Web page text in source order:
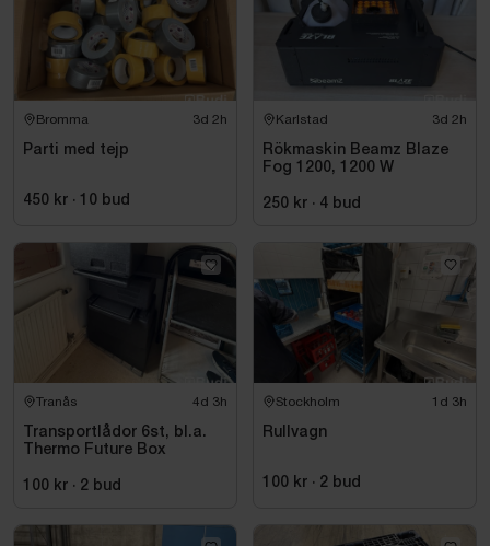
Bromma 3d 2h
Parti med tejp
450 kr · 10 bud
Karlstad 3d 2h
Rökmaskin Beamz Blaze
Fog 1200, 1200 W
250 kr · 4 bud
Tranås 4d 3h
Transportlådor 6st, bl.a.
Thermo Future Box
100 kr · 2 bud
Stockholm 1d 3h
Rullvagn
100 kr · 2 bud